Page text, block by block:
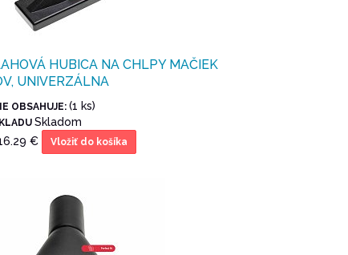
HUBICA NA CHLPY MAČIEK
UNIVERZÁLNA
OBSAHUJE:(1 ks)
Skladom
€ Vložiť do košíka